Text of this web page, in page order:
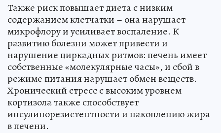
Также риск повышает диета с низким
содержанием клетчатки – она нарушает
микрофлору и усиливает воспаление. К
развитию болезни может привести и
нарушение циркадных ритмов: печень имеет
собственные «молекулярные часы», и сбой в
режиме питания нарушает обмен веществ.
Хронический стресс с высоким уровнем
кортизола также способствует
инсулинорезистентности и накоплению жира
в печени.